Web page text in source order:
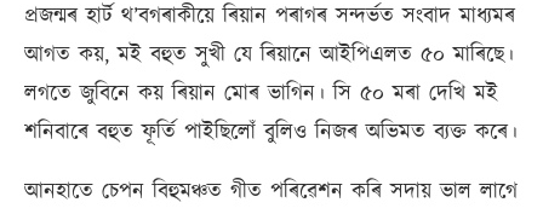
প্ৰজন্মৰ হাৰ্ট থ’বগৰাকীয়ে ৰিয়ান পৰাগৰ সন্দৰ্ভত সংবাদ মাধ্যমৰ
আগত কয়, মই বহুত সুখী যে ৰিয়ানে আইপিএলত ৫০ মাৰিছে।
লগতে জুবিনে কয় ৰিয়ান মোৰ ভাগিন। সি ৫০ মৰা দেখি মই
শনিবাৰে বহুত ফূৰ্তি পাইছিলোঁ বুলিও নিজৰ অভিমত ব্যক্ত কৰে।
আনহাতে চেপন বিহুমঞ্চত গীত পৰিৱেশন কৰি সদায় ভাল লাগে